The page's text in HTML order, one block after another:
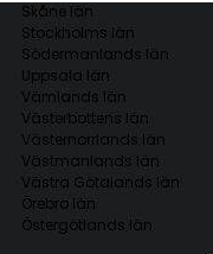
Skåne län
Stockholms län
Södermanlands län
Uppsala län
Vämlands län
Västerbottens län
Västernorrlands län
Västmanlands län
Västra Götalands län
Örebro län
Östergötlands län